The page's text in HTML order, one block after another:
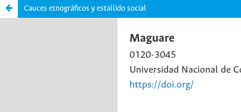
Cauces etnográficos y estallido social